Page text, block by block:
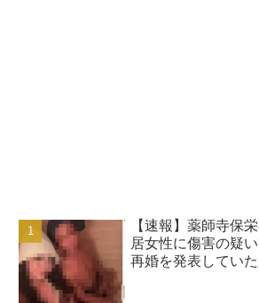
【速報】薬師寺保
居女性に傷害の疑
再婚を発表してい